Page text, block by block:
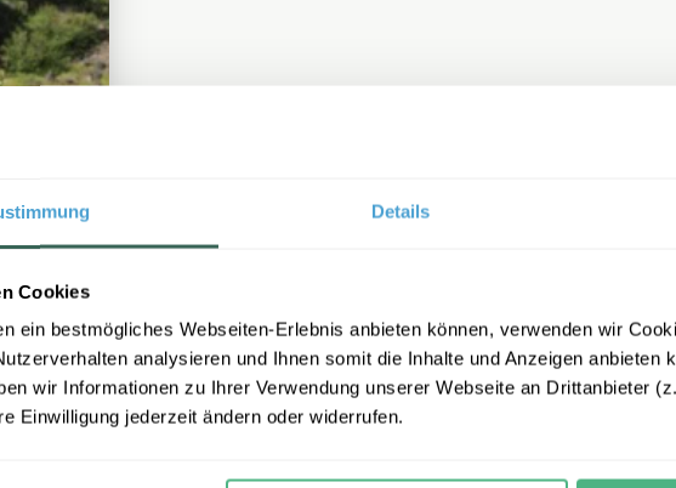
Details
Cookies
ein bestmögliches Webseiten-Erlebnis anbieten können, verwenden wir
analysieren und Ihnen somit die Inhalte und Anzeigen anbieten
wir Informationen zu Ihrer Verwendung unserer Webseite an Drittanbieter
Einwilligung jederzeit ändern oder widerrufen.